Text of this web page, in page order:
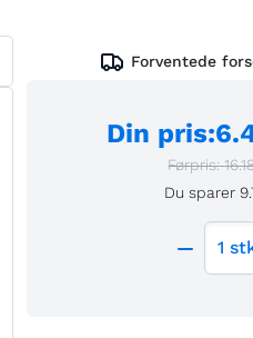
Forventede
Din pris:
Førpris:
Du sparer
1